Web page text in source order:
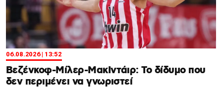
06.08.2026 | 13:52
Βεζένκοφ-Μίλερ-ΜακΙντάιρ: Το δίδυμο που
δεν περιμένει να γνωριστεί